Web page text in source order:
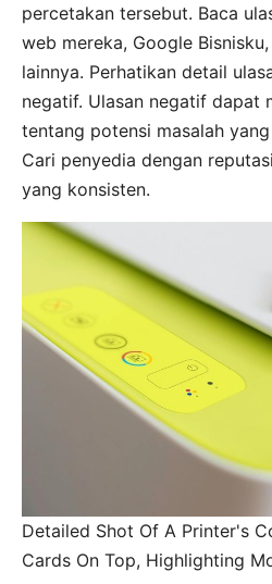
percetakan tersebut. Baca
web mereka, Google
lainnya. Perhatikan detail
negatif. Ulasan negatif dapat
tentang potensi masalah
Cari penyedia dengan
yang konsisten.
Detailed Shot Of A Printer's
Cards On Top, Highlighting